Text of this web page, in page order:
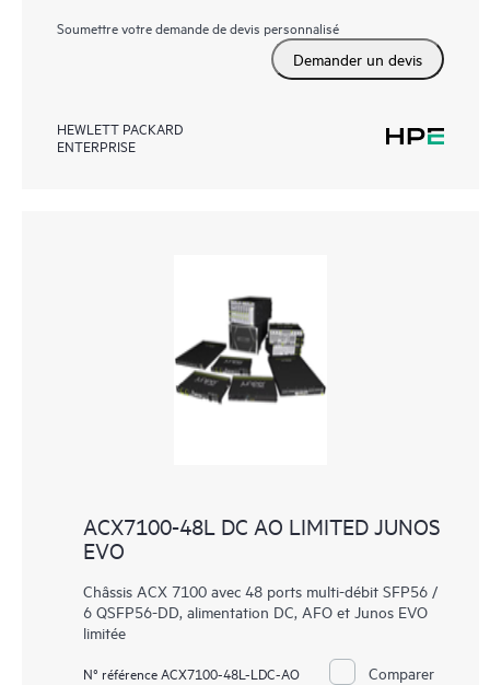
Soumettre votre demande de devis personnalisé
Demander un devis
HEWLETT PACKARD
ENTERPRISE
ACX7100-48L DC AO LIMITED JUNOS
EVO
Châssis ACX 7100 avec 48 ports multi-débit SFP56 /
6 QSFP56-DD, alimentation DC, AFO et Junos EVO
limitée
N° référence ACX7100-48L-LDC-AO Comparer